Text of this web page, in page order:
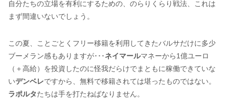
自分たちの立場を有利にするための、のらりくらり戦法、これは
まず間違いないでしょう。
この夏、ことごとくフリー移籍を利用してきたバルサだけに多少
ブーメラン感もありますが･･･ネイマールマネーから1億ユーロ
（＋高給）を投資したのに怪我だらけでまともに稼働できていな
いデンベレですから、無料で移籍されては堪ったものではない。
ラポルタたちは手を打たねばなりません。